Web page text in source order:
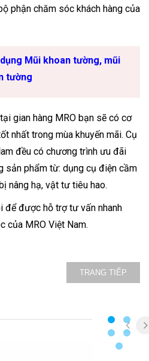
phận chăm sóc khách hàng của
Mũi khoan tường, mũi
tường
gian hàng MRO bạn sẽ có cơ
nhất trong mùa khuyến mãi. Cụ
đều có chương trình ưu đãi
sản phẩm từ: dụng cụ điện cầm
nâng hạ, vật tư tiêu hao.
để được hỗ trợ tư vấn nhanh
của MRO Việt Nam.
TRANG TIẾP